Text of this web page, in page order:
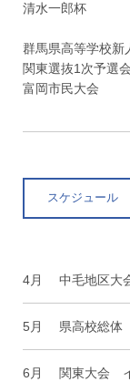
清水一郎杯
群馬県高等学校新
関東選抜1次予選会
富岡市民大会
スケジュール
4月 中毛地区大
5月 県高校総体
6月 関東大会